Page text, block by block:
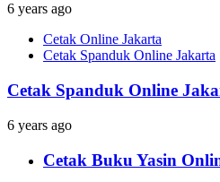
6 years ago
Cetak Online Jakarta
Cetak Spanduk Online Jakarta
Cetak Spanduk Online
6 years ago
Cetak Buku Yasin